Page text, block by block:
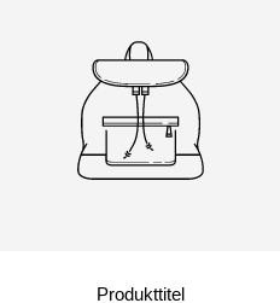
Produkttitel